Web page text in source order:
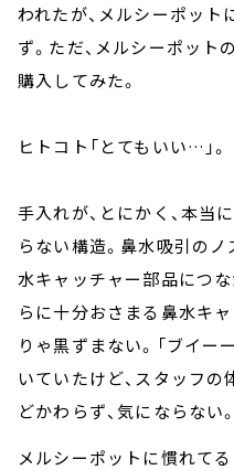
われたが、メルシーポッ
ず。ただ、メルシーポッ
購入してみた。
ヒトコト「とてもいい…」。
手入れが、とにかく、本当
らない構造。鼻水吸引の
水キャッチャー部品につな
らに十分おさまる鼻水キ
りゃ黒ずまない。「ブイー
いていたけど、スタッフ
どかわらず、気にならない。
メルシーポットに慣れて